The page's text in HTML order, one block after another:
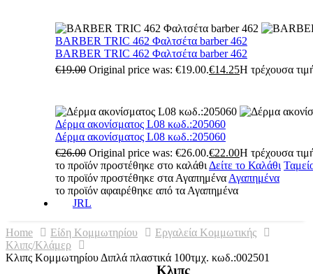
BARBER TRIC 462 Φαλτσέτα barber 462
BARBER TRIC 462 Φαλτσέτα barber 462
€19.00 Original price was: €19.00.€14.25Η τρέχουσα
Δέρμα ακονίσματος L08 κωδ.:205060
Δέρμα ακονίσματος L08 κωδ.:205060
€26.00 Original price was: €26.00.€22.00Η τρέχουσα
το προϊόν προστέθηκε στο καλάθι Δείτε το Καλάθι
το προϊόν προστέθηκε στα Αγαπημένα Αγαπημένα
το προϊόν αφαιρέθηκε από τα Αγαπημένα
JRL
Home Είδη Κομμωτηρίου
Εργαλεία Κομμωτικής
Κλιπς/Κλάμερ
Κλιπς Κομμωτηρίου Διπλά πλαστικά 100τμχ. κωδ.:002501
Κλιπς